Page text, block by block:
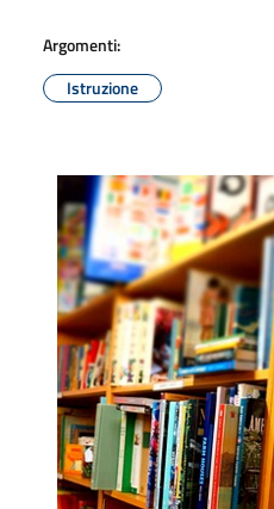
Argomenti:
Istruzione